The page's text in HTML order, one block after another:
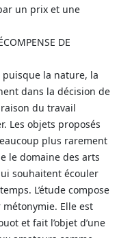
un prix et une
DE
puisque la nature, la
dans la décision de
du travail
Les objets proposés
plus rarement
le domaine des arts
souhaitent écouler
L’étude compose
Elle est
et fait l’objet d’une